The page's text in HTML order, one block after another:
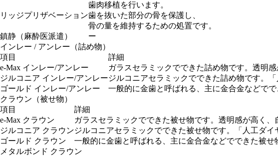
歯肉移植を行います。
リッジプリザベーション歯を抜いた部分の骨を保護し、
骨の量を維持するための処置です。
鎮静（麻酔医派遣） ー
インレー / アンレー（詰め物）
項目
詳細
e-Max インレー/アンレー
ガラスセラミックでできた詰め物です。透明
ジルコニア インレー/アンレージルコニアセラミックでできた詰め物です。
ゴールド インレー/アンレー
一般的に金歯と呼ばれる、主に金合金などで
クラウン（被せ物）
項目
詳細
e-Max クラウン
ガラスセラミックでできた被せ物です。透明感が高く、
ジルコニア クラウンジルコニアセラミックでできた被せ物です。「人工ダ
ゴールド クラウン
一般的に金歯と呼ばれる、主に金合金などでできた被せ
メタルボンド クラウン